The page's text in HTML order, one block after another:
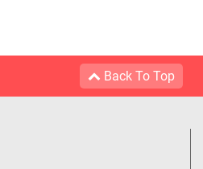
Back To Top